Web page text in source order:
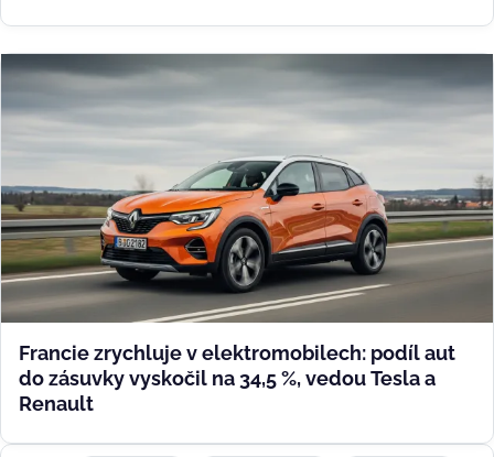
Francie zrychluje v elektromobilech: podíl aut
do zásuvky vyskočil na 34,5 %, vedou Tesla a
Renault